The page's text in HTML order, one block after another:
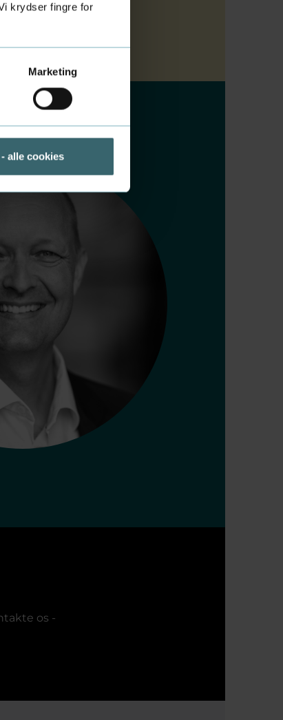
krydser fingre for
Marketing
alle cookies
os -